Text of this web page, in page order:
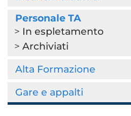
Personale TA
In espletamento
Archiviati
Alta Formazione
Gare e appalti